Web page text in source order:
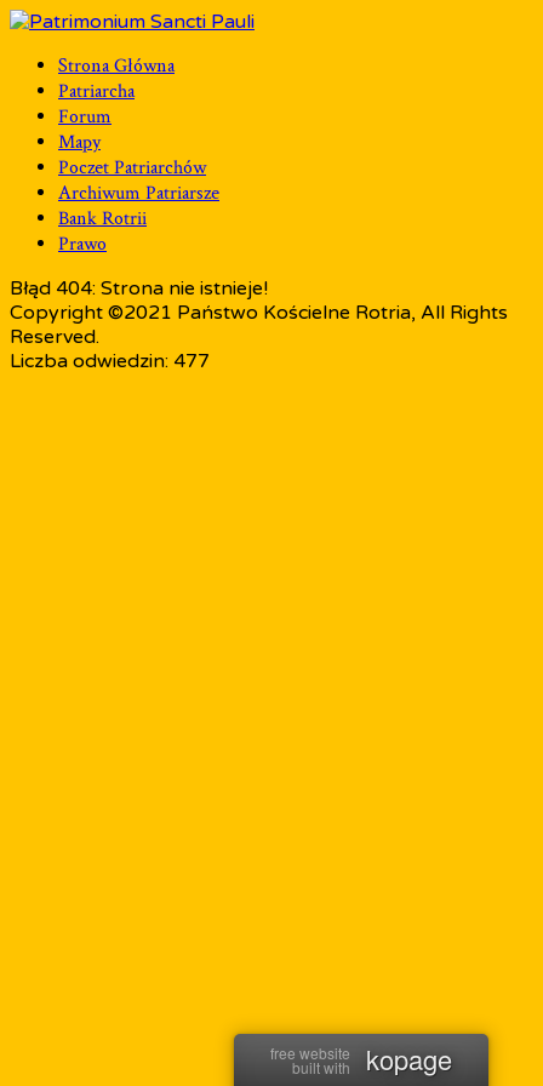
Strona Główna
Patriarcha
Forum
Mapy
Poczet Patriarchów
Archiwum Patriarsze
Bank Rotrii
Prawo
Błąd 404: Strona nie istnieje!
Copyright ©2021 Państwo Kościelne Rotria, All Rights
Reserved.
Liczba odwiedzin: 477
free website
built with kopage